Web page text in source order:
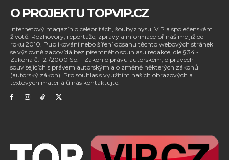
O PROJEKTU TOPVIP.CZ
Internetový magazín o celebritách, šoubyznysu, VIP a společenském
životě. Rozhovory, reportáže, zprávy a informace přinášíme již od
roku 2010. Publikování nebo šíření obsahu těchto webových stránek
se výslovně zapovídá bez písemného souhlasu redakce, dle § 34 -
Zákona č. 121/2000 Sb. - Zákon o právu autorském, o právech
souvisejících s právem autorským a o změně některých zákonů
(autorský zákon). Pro souhlas s využitím našich obrazových a
textových materiálů nás kontaktujte.